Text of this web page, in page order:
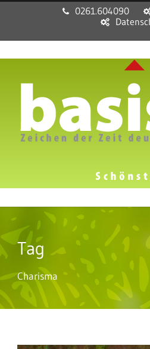
0261.604090
Tag
Charisma